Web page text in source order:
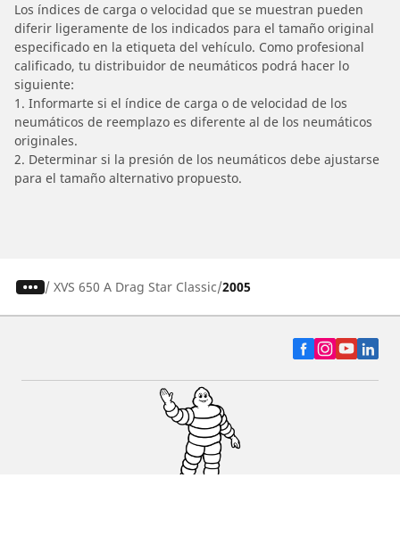
Los índices de carga o velocidad que se muestran pueden
diferir ligeramente de los indicados para el tamaño original
especificado en la etiqueta del vehículo. Como profesional
calificado, tu distribuidor de neumáticos podrá hacer lo
siguiente:
1. Informarte si el índice de carga o de velocidad de los
neumáticos de reemplazo es diferente al de los neumáticos
originales.
2. Determinar si la presión de los neumáticos debe ajustarse
para el tamaño alternativo propuesto.
/ XVS 650 A Drag Star Classic 2005